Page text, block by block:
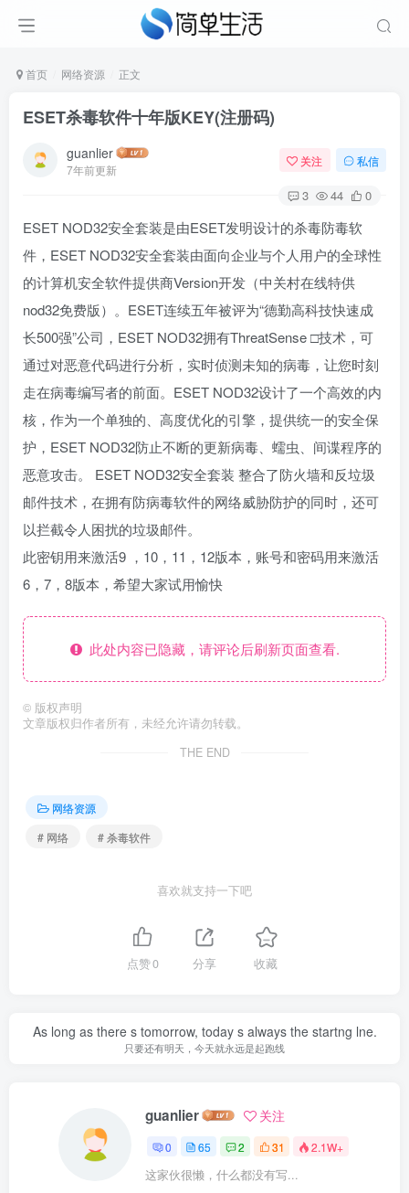
首页 网络资源 正文
ESET杀毒软件十年版KEY(注册码)
guanlier
7年前更新
关注 私信
3 44 0
ESET NOD32安全套装是由ESET发明设计的杀毒防毒软
件，ESET NOD32安全套装由面向企业与个人用户的全球性
的计算机安全软件提供商Version开发（中关村在线特供
nod32免费版）。ESET连续五年被评为“德勤高科技快速成
长500强”公司，ESET NOD32拥有ThreatSense □技术，可
通过对恶意代码进行分析，实时侦测未知的病毒，让您时刻
走在病毒编写者的前面。ESET NOD32设计了一个高效的内
核，作为一个单独的、高度优化的引擎，提供统一的安全保
护，ESET NOD32防止不断的更新病毒、蠕虫、间谍程序的
恶意攻击。 ESET NOD32安全套装 整合了防火墙和反垃圾
邮件技术，在拥有防病毒软件的网络威胁防护的同时，还可
以拦截令人困扰的垃圾邮件。
此密钥用来激活9 ，10，11，12版本，账号和密码用来激活
6，7，8版本，希望大家试用愉快
此处内容已隐藏，请评论后刷新页面查看.
© 版权声明
文章版权归作者所有，未经允许请勿转载。
THE END
网络资源
# 网络
# 杀毒软件
喜欢就支持一下吧
点赞0 分享 收藏
As long as there s tomorrow, today s always the startng lne.
只要还有明天，今天就永远是起跑线
guanlier 关注
0 65 2 31 2.1W+
这家伙很懒，什么都没有写...